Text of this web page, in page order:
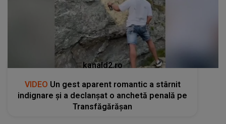
kanald2.ro
VIDEO Un gest aparent romantic a stârnit
indignare și a declanșat o anchetă penală pe
Transfăgărășan